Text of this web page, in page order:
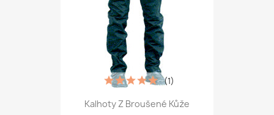
Kalhoty Z Broušené Kůže
(1)